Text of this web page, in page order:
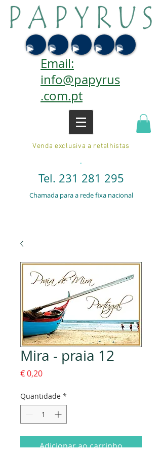
Email:
info@papyrus
.com.pt
Venda exclusiva a retalhistas
.
Tel. 231 281 295
Chamada para a rede fixa nacional
Mira - praia 12
€ 0,20Preço
Quantidade *
Adicionar ao carrinho